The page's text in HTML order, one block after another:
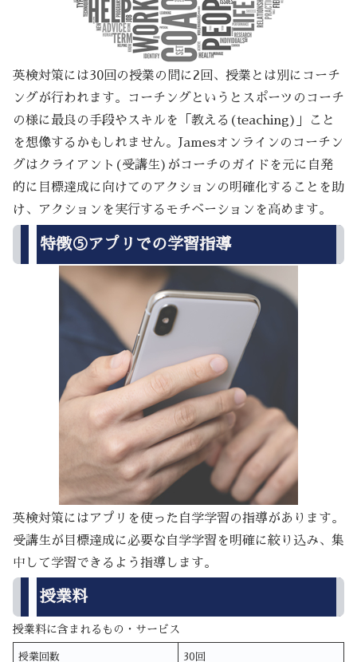
英検対策には30回の授業の間に2回、授業とは別にコーチ
ングが行われます。コーチングというとスポーツのコーチ
の様に最良の手段やスキルを「教える(teaching)」こと
を想像するかもしれません。Jamesオンラインのコーチン
グはクライアント(受講生)がコーチのガイドを元に自発
的に目標達成に向けてのアクションの明確化することを助
け、アクションを実行するモチベーションを高めます。
特徴⑤アプリでの学習指導
英検対策にはアプリを使った自学学習の指導があります。
受講生が目標達成に必要な自学学習を明確に絞り込み、集
中して学習できるよう指導します。
授業料
授業料に含まれるもの・サービス
授業回数 30回